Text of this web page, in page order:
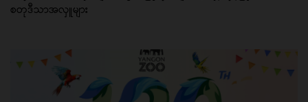
စတုဒီသာအလှူများ